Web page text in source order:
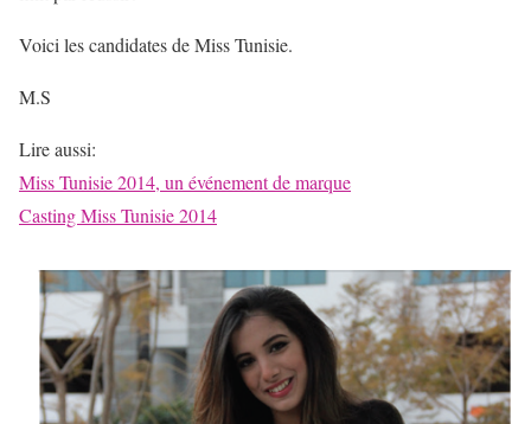
Voici les candidates de Miss Tunisie.
M.S
Lire aussi:
Miss Tunisie 2014, un événement de marque
Casting Miss Tunisie 2014